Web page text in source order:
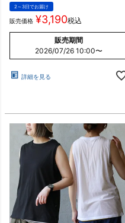
2～3日でお届け
販売価格 ¥3,190税込
販売期間
2026/07/26 10:00〜
詳細を見る